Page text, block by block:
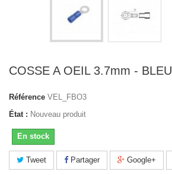
COSSE A OEIL 3.7mm - BLEU
Référence VEL_FBO3
État : Nouveau produit
En stock
Tweet Partager Google+